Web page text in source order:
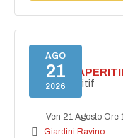
AGO
21
2026
SECRET
Secret aperitif
Ven 21 Agosto Ore
Giardini Ravino